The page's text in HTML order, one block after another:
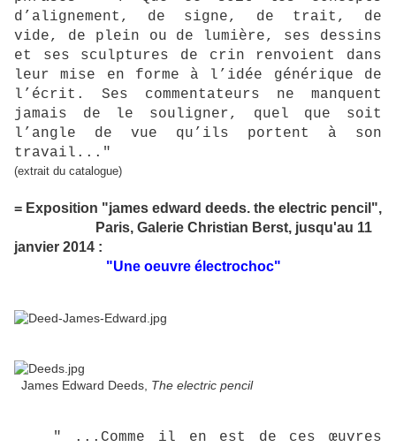
d’alignement, de signe, de trait, de
vide, de plein ou de lumière, ses dessins
et ses sculptures de crin renvoient dans
leur mise en forme à l’idée générique de
l’écrit. Ses commentateurs ne manquent
jamais de le souligner, quel que soit
l’angle de vue qu’ils portent à son
travail..."
(extrait du catalogue)
= Exposition "james edward deeds. the electric pencil",
Paris, Galerie Christian Berst, jusqu'au 11
janvier 2014 :
"Une oeuvre électrochoc"
James Edward Deeds, The electric pencil
" ...Comme il en est de ces œuvres